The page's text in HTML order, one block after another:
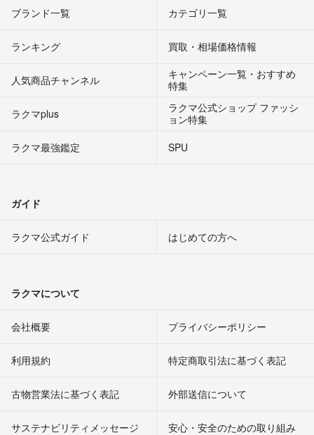
ブランド一覧 カテゴリ一覧
ランキング 買取・相場価格情報
人気商品チャンネル
キャンペーン一覧・おすすめ
特集
ラクマplus
ラクマ公式ショップ ファッシ
ョン特集
ラクマ最強鑑定
SPU
ガイド
ラクマ公式ガイド はじめての方へ
ラクマについて
会社概要 プライバシーポリシー
利用規約 特定商取引法に基づく表記
古物営業法に基づく表記 外部送信について
サステナビリティメッセージ 安心・安全のための取り組み